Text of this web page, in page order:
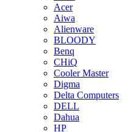
Acer
Aiwa
Alienware
BLOODY
Benq
CHiQ
Cooler Master
Digma
Delta Computers
DELL
Dahua
HP